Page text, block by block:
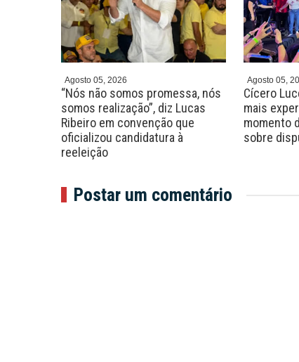
Agosto 05, 2026
“Nós não somos promessa, nós
somos realização”, diz Lucas
Ribeiro em convenção que
oficializou candidatura à
reeleição
Agosto 05,
Cícero
mais
momento
sobre
Postar um comentário